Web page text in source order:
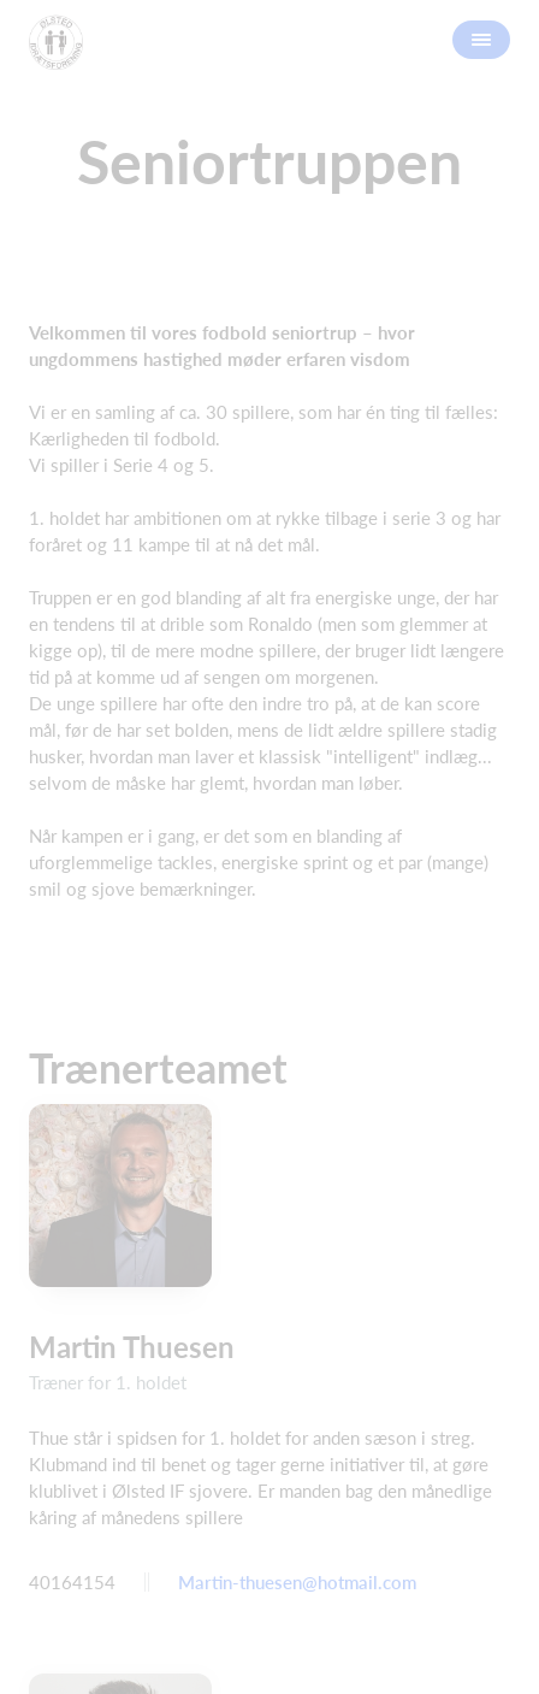
Seniortruppen
Velkommen til vores fodbold seniortrup – hvor
ungdommens hastighed møder erfaren visdom
Vi er en samling af ca. 30 spillere, som har én ting til fælles:
Kærligheden til fodbold.
Vi spiller i Serie 4 og 5.
1. holdet har ambitionen om at rykke tilbage i serie 3 og har
foråret og 11 kampe til at nå det mål.
Truppen er en god blanding af alt fra energiske unge, der har
en tendens til at drible som Ronaldo (men som glemmer at
kigge op), til de mere modne spillere, der bruger lidt længere
tid på at komme ud af sengen om morgenen.
De unge spillere har ofte den indre tro på, at de kan score
mål, før de har set bolden, mens de lidt ældre spillere stadig
husker, hvordan man laver et klassisk "intelligent" indlæg...
selvom de måske har glemt, hvordan man løber.
Når kampen er i gang, er det som en blanding af
uforglemmelige tackles, energiske sprint og et par (mange)
smil og sjove bemærkninger.
Trænerteamet
Martin Thuesen
Træner for 1. holdet
Thue står i spidsen for 1. holdet for anden sæson i streg.
Klubmand ind til benet og tager gerne initiativer til, at gøre
klublivet i Ølsted IF sjovere. Er manden bag den månedlige
kåring af månedens spillere
40164154 Martin-thuesen@hotmail.com